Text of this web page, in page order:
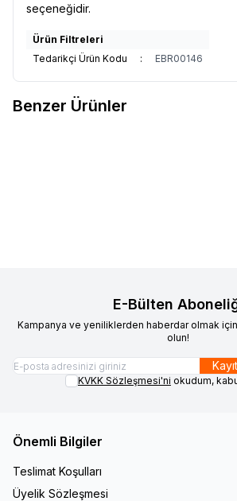
seçeneğidir.
Ürün Filtreleri
Tedarikçi Ürün Kodu
: EBR00146
Benzer Ürünler
E-Bülten
Kampanya ve yeniliklerden haberdar olmak
olun!
KVKK Sözleşmesi'ni okudum,
Önemli Bilgiler
Teslimat Koşulları
Üyelik Sözleşmesi